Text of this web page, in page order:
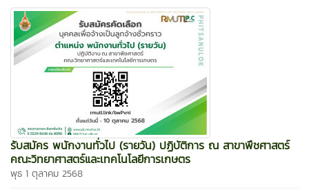
รับสมัคร พนักงานทั่วไป (รายวัน) ปฏิบัติการ ณ สาขาพืชศาสตร์
คณะวิทยาศาสตร์และเทคโนโลยีการเกษตร
พุธ 1 ตุลาคม 2568